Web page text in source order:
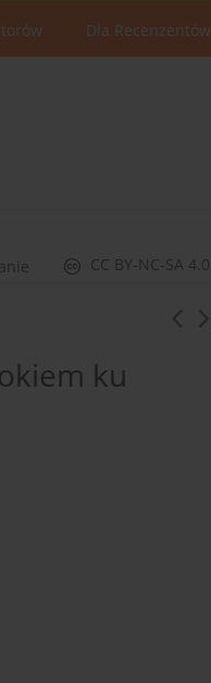
Dla Recenzentów
CC BY-NC-SA 4.0
ku